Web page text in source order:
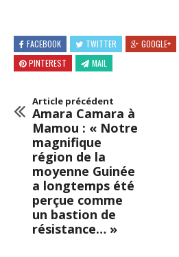
FACEBOOK TWITTER GOOGLE+
PINTEREST
MAIL
Article précédent
Amara Camara à
Mamou : « Notre
magnifique
région de la
moyenne Guinée
a longtemps été
perçue comme
un bastion de
résistance… »